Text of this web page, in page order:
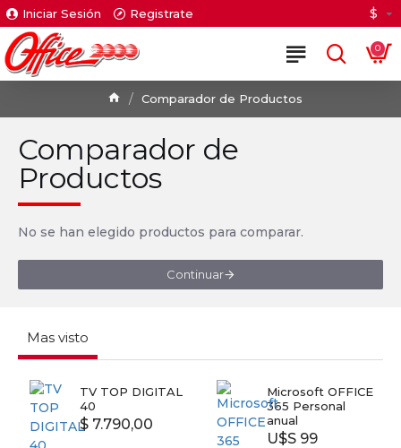
Iniciar Sesión Registrate $
0
Comparador de Productos
Comparador de
Productos
No se han elegido productos para comparar.
Continuar
Mas visto
TV TOP DIGITAL
40
$ 7.790,00
Microsoft OFFICE
365 Personal
anual
U$S 99